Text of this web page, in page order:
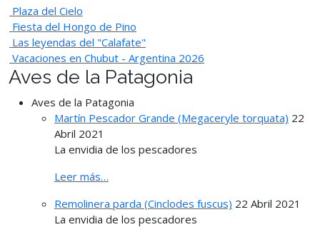
Plaza del Cielo
Fiesta del Hongo de Pino
Las leyendas del "Calafate"
Vacaciones en Chubut - Argentina 2026
Aves de la Patagonia
Aves de la Patagonia
Martín Pescador Grande (Megaceryle torquata) 22
Abril 2021
La envidia de los pescadores
Leer más…
Remolinera parda (Cinclodes fuscus) 22 Abril 2021
La envidia de los pescadores